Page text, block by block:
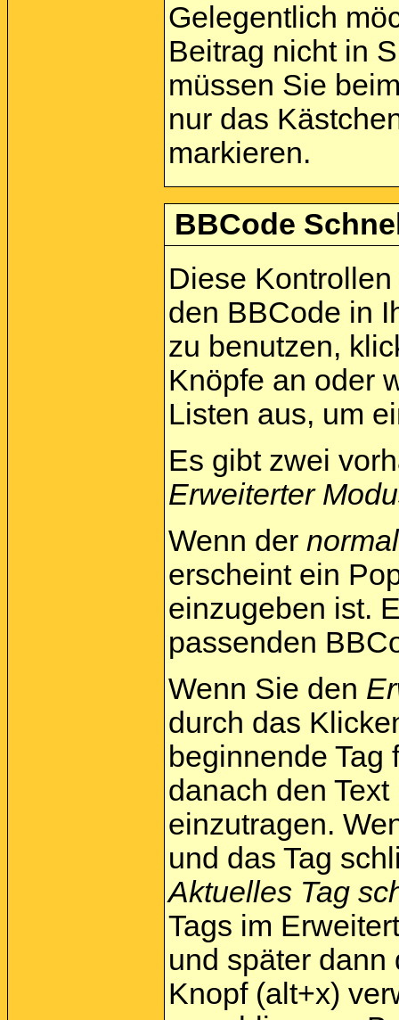
Gelegentlich
Beitrag nicht in
müssen Sie
nur das
markieren.
BBCode
Diese
den BBCode in
zu benutzen,
Knöpfe an oder
Listen aus, um
Es gibt zwei
Erweiterter
Wenn der
erscheint ein
einzugeben ist.
passenden
Wenn Sie den
durch das
beginnende
danach den
einzutragen.
und das Tag
Aktuelles Tag
Tags im
und später
Knopf (alt+x)